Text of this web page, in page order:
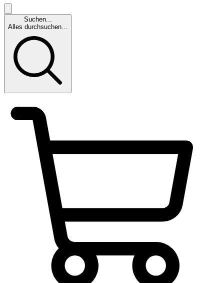
Suchen...
Alles durchsuchen...